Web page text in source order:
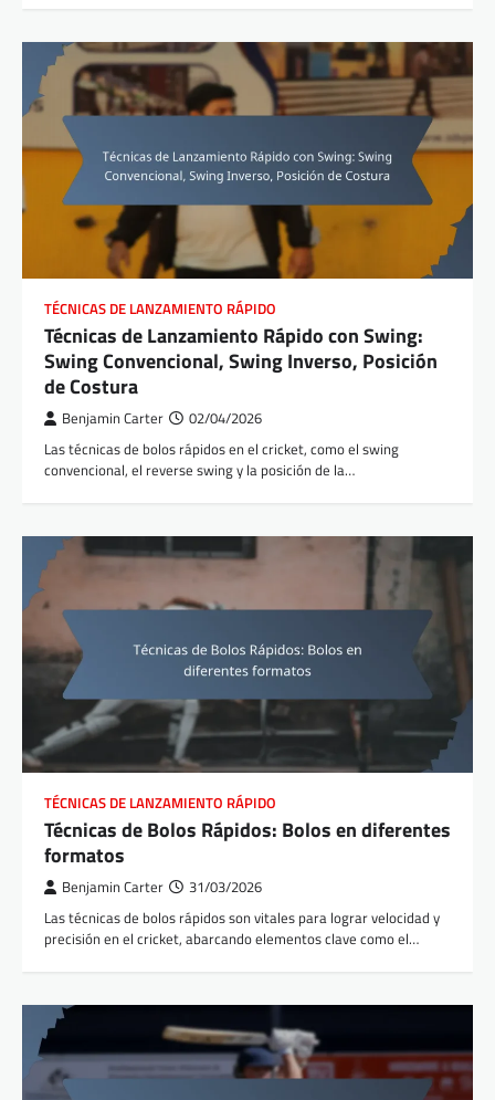
TÉCNICAS DE LANZAMIENTO RÁPIDO
Técnicas de Lanzamiento Rápido con Swing:
Swing Convencional, Swing Inverso, Posición
de Costura
Benjamin Carter 02/04/2026
Las técnicas de bolos rápidos en el cricket, como el swing
convencional, el reverse swing y la posición de la…
TÉCNICAS DE LANZAMIENTO RÁPIDO
Técnicas de Bolos Rápidos: Bolos en diferentes
formatos
Benjamin Carter 31/03/2026
Las técnicas de bolos rápidos son vitales para lograr velocidad y
precisión en el cricket, abarcando elementos clave como el…